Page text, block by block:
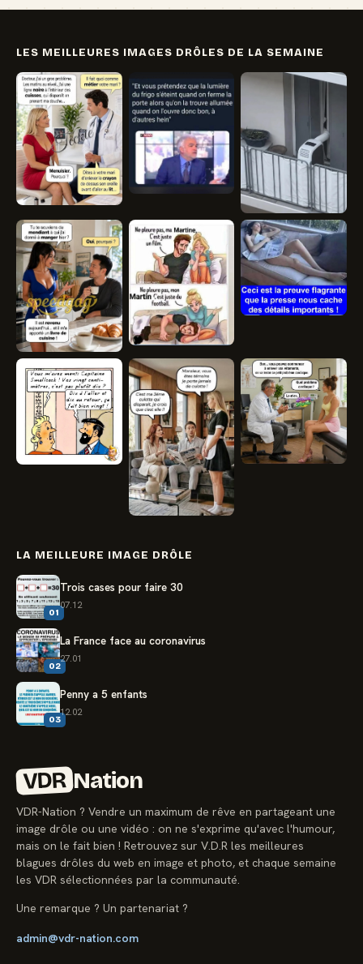
LES MEILLEURES IMAGES DRÔLES DE LA SEMAINE
LA MEILLEURE IMAGE DRÔLE
01
Trois cases pour faire 30
07.12
02
La France face au coronavirus
27.01
03
Penny a 5 enfants
12.02
VDR Nation
VDR-Nation ? Vendre un maximum de rêve en partageant une
image drôle ou une vidéo : on ne s'exprime qu'avec l'humour,
mais on le fait bien ! Retrouvez sur V.D.R les meilleures
blagues drôles du web en image et photo, et chaque semaine
les VDR sélectionnées par la communauté.
Une remarque ? Un partenariat ?
admin@vdr-nation.com